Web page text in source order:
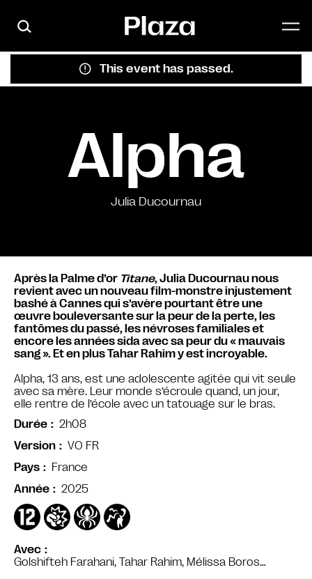
This event has passed.
Alpha
Julia Ducournau
Avec
Golshifteh Farahani, Tahar Rahim, Mélissa Boros…
Après la Palme d’or Titane, Julia Ducournau nous
revient avec un nouveau film-monstre injustement
bashé à Cannes qui s’avère pourtant être une
œuvre bouleversante sur la peur de la perte, les
fantômes du passé, les névroses familiales et
encore les années sida avec sa peur du « mauvais
sang ». Et en plus Tahar Rahim y est incroyable.
Alpha, 13 ans, est une adolescente agitée qui vit seule
avec sa mère. Leur monde s’écroule quand, un jour,
elle rentre de l’école avec un tatouage sur le bras.
Durée
2h08
Version
VO FR
Pays
France
Année
2025